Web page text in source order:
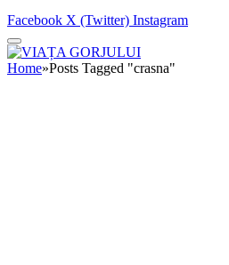
Facebook X (Twitter) Instagram
Home»Posts Tagged "crasna"